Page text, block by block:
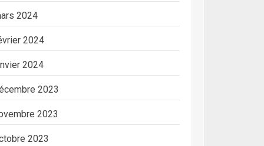
2024
2024
2024
2023
2023
2023